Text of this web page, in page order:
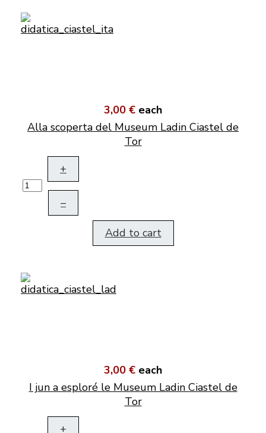
3,00 € each
Alla scoperta del Museum Ladin Ciastel de
Tor
+
–
Add to cart
3,00 € each
I jun a esploré le Museum Ladin Ciastel de
Tor
+